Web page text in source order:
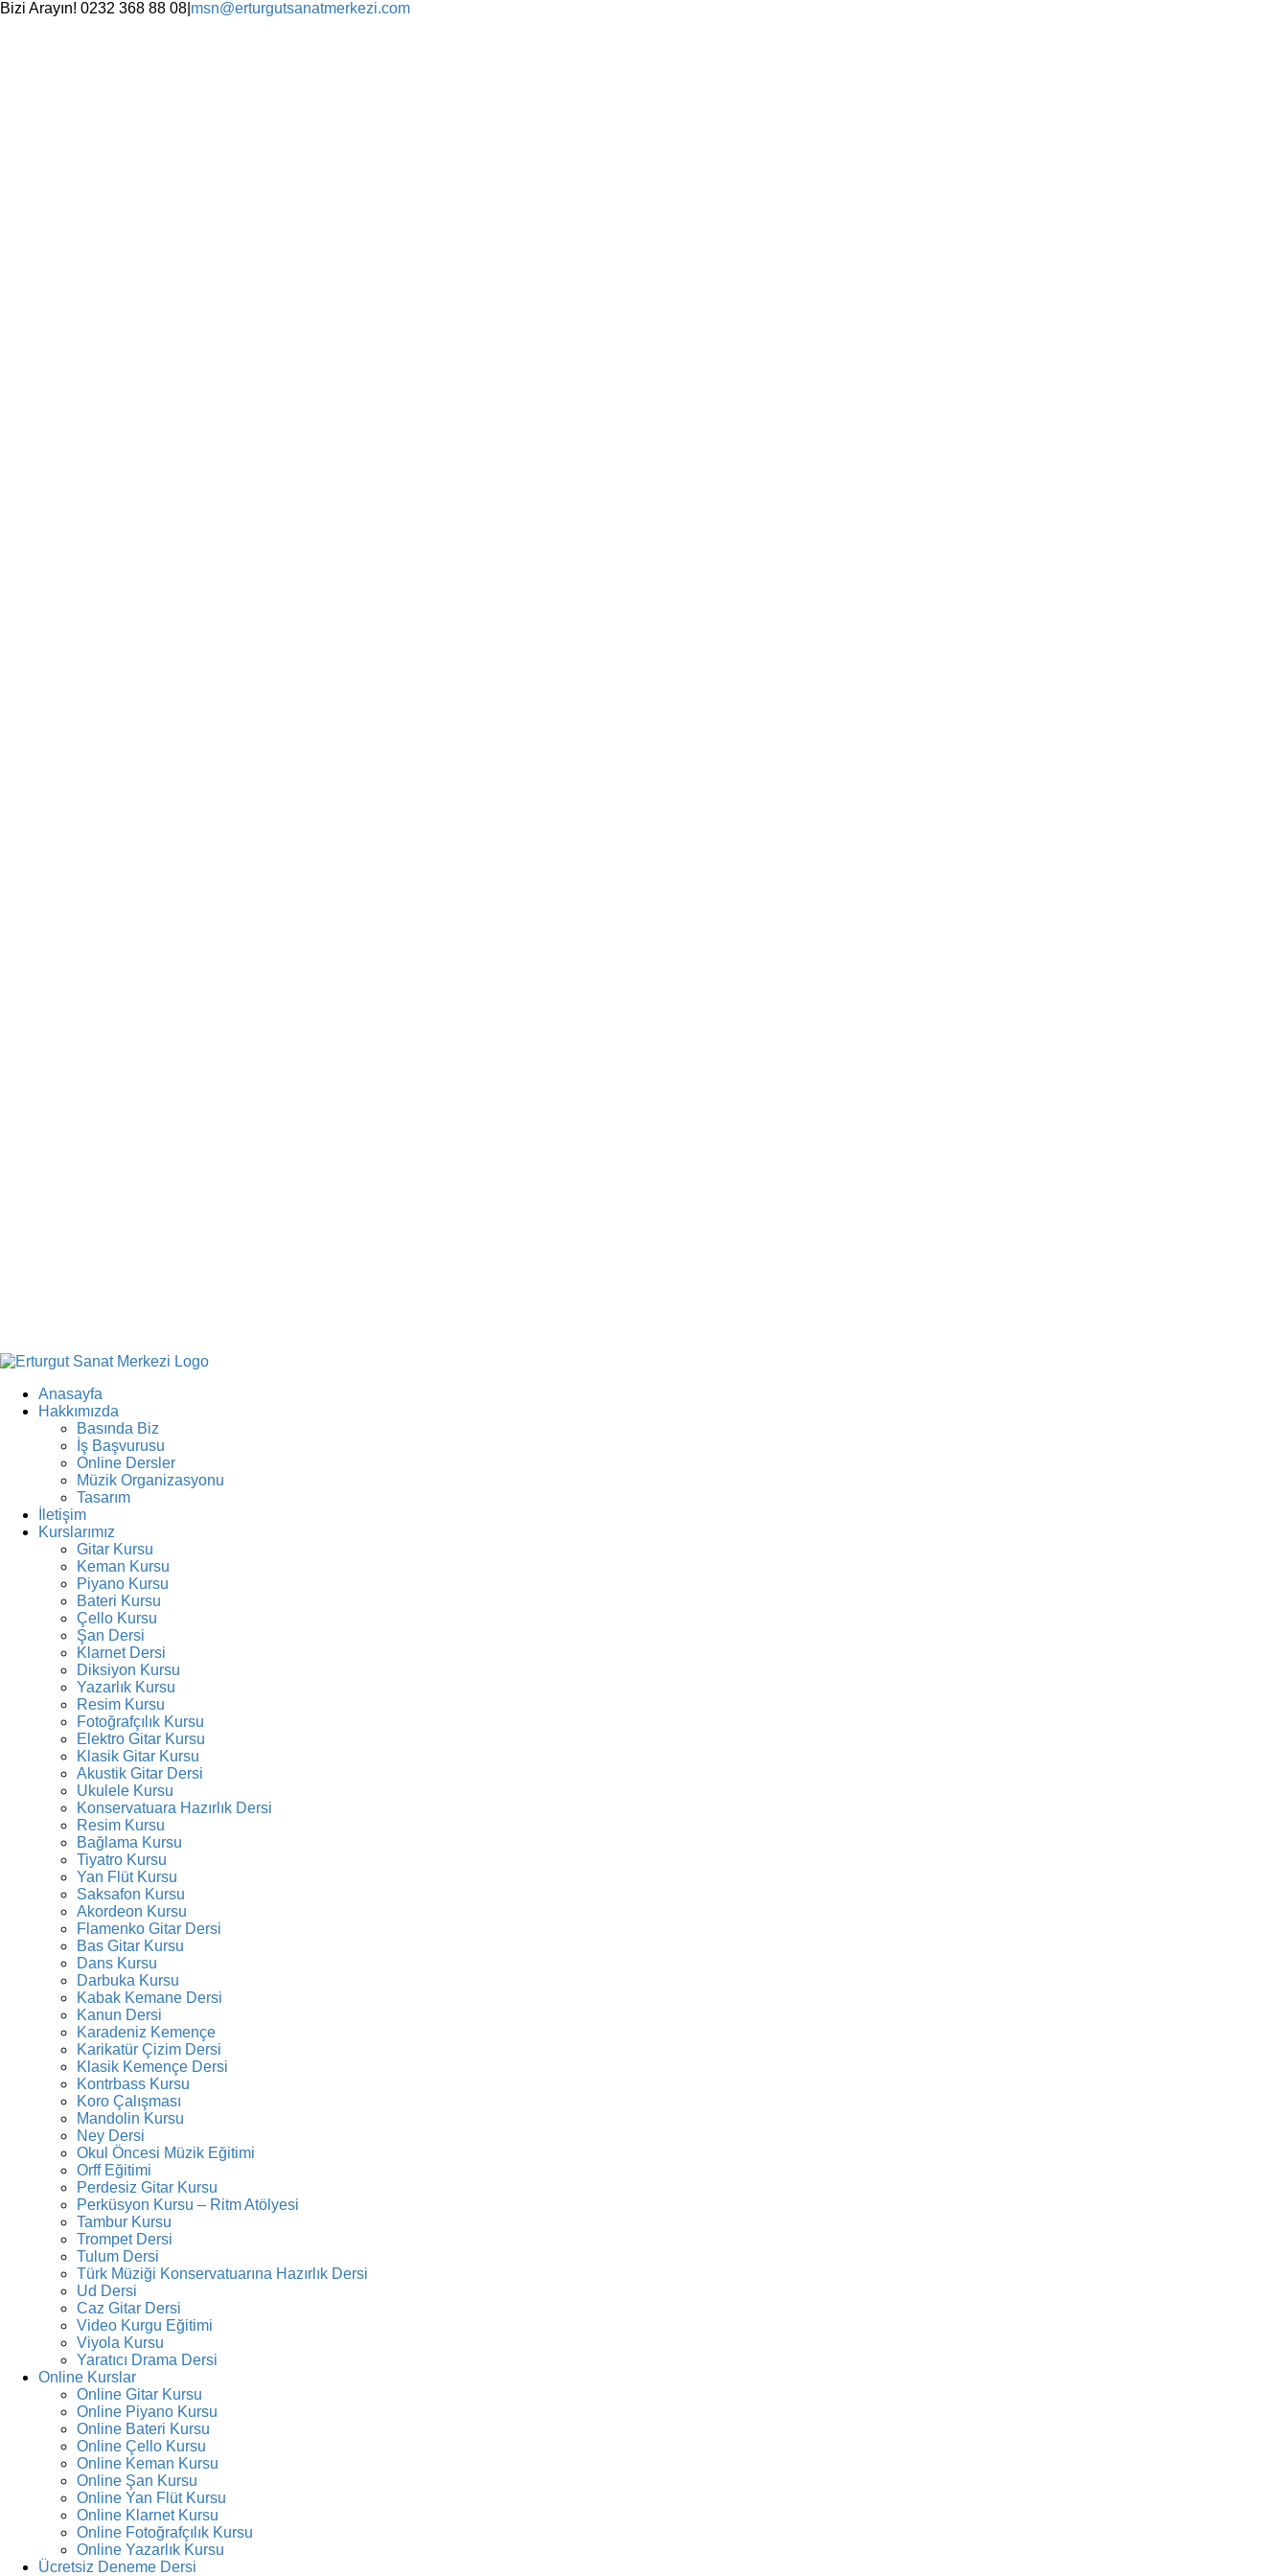
Skip
Bizi Arayın! 0232 368 88 08 msn@erturgutsanatmerkezi.com
Anasayfa
Hakkımızda
Basında Biz
İş Başvurusu
Online Dersler
Müzik Organizasyonu
Tasarım
İletişim
Kurslarımız
Gitar Kursu
Keman Kursu
Piyano Kursu
Bateri Kursu
Çello Kursu
Şan Dersi
Klarnet Dersi
Diksiyon Kursu
Yazarlık Kursu
Resim Kursu
Fotoğrafçılık Kursu
Elektro Gitar Kursu
Klasik Gitar Kursu
Akustik Gitar Dersi
Ukulele Kursu
Konservatuara Hazırlık Dersi
Resim Kursu
Bağlama Kursu
Tiyatro Kursu
Yan Flüt Kursu
Saksafon Kursu
Akordeon Kursu
Flamenko Gitar Dersi
Bas Gitar Kursu
Dans Kursu
Darbuka Kursu
Kabak Kemane Dersi
Kanun Dersi
Karadeniz Kemençe
Karikatür Çizim Dersi
Klasik Kemençe Dersi
Kontrbass Kursu
Koro Çalışması
Mandolin Kursu
Ney Dersi
Okul Öncesi Müzik Eğitimi
Orff Eğitimi
Perdesiz Gitar Kursu
Perküsyon Kursu – Ritm Atölyesi
Tambur Kursu
Trompet Dersi
Tulum Dersi
Türk Müziği Konservatuarına Hazırlık Dersi
Ud Dersi
Caz Gitar Dersi
Video Kurgu Eğitimi
Viyola Kursu
Yaratıcı Drama Dersi
Online Kurslar
Online Gitar Kursu
Online Piyano Kursu
Online Bateri Kursu
Online Çello Kursu
Online Keman Kursu
Online Şan Kursu
Online Yan Flüt Kursu
Online Klarnet Kursu
Online Fotoğrafçılık Kursu
Online Yazarlık Kursu
Ücretsiz Deneme Dersi